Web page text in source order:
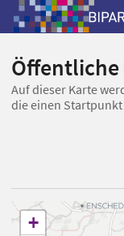
Öffentliche
Auf dieser Karte
die einen
+